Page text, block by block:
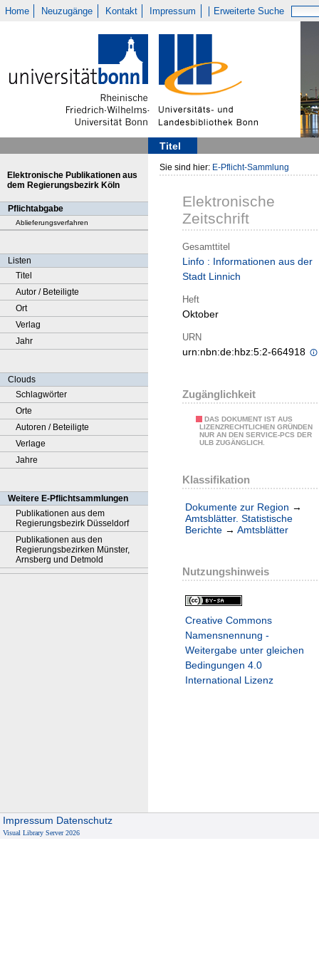
Home Neuzugänge Kontakt Impressum Erweiterte Suche
Titel
Elektronische Publikationen aus
dem Regierungsbezirk Köln
Pflichtabgabe
Ablieferungsverfahren
Listen
Titel
Autor / Beteiligte
Ort
Verlag
Jahr
Clouds
Schlagwörter
Orte
Autoren / Beteiligte
Verlage
Jahre
Weitere E-Pflichtsammlungen
Publikationen aus dem
Regierungsbezirk Düsseldorf
Publikationen aus den
Regierungsbezirken Münster,
Arnsberg und Detmold
Sie sind hier: E-Pflicht-Sammlung
Elektronische
Zeitschrift
Gesamttitel
Linfo : Informationen aus der
Stadt Linnich
Heft
Oktober
URN
urn:nbn:de:hbz:5:2-664918
Zugänglichkeit
DAS DOKUMENT IST AUS
LIZENZRECHTLICHEN GRÜNDEN
NUR AN DEN SERVICE-PCS DER
ULB ZUGÄNGLICH.
Klassifikation
Dokumente zur Region →
Amtsblätter. Statistische
Berichte → Amtsblätter
Nutzungshinweis
Creative Commons
Namensnennung -
Weitergabe unter gleichen
Bedingungen 4.0
International Lizenz
Impressum Datenschutz
Visual Library Server 2026